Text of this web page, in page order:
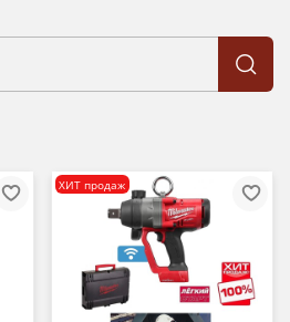
ХИТ продаж